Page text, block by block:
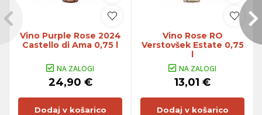
Vino Purple Rose 2024
Castello di Ama 0,75 l
NA ZALOGI
24,90 €
Dodaj v košarico
Vino Rose RO
Verstovšek Estate 0,75
l
NA ZALOGI
13,01 €
Dodaj v košarico